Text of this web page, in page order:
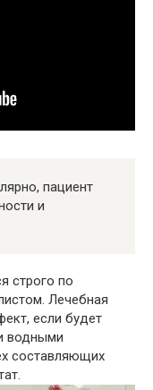
пациент
и
строго по
Лечебная
если будет
водными
составляющих